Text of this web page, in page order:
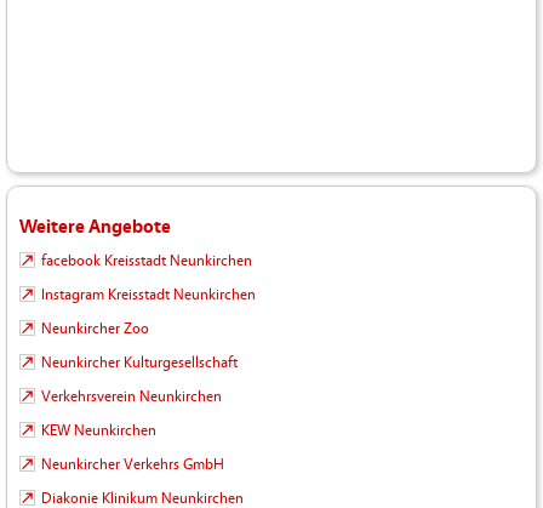
Weitere Angebote
facebook Kreisstadt Neunkirchen
Instagram Kreisstadt Neunkirchen
Neunkircher Zoo
Neunkircher Kulturgesellschaft
Verkehrsverein Neunkirchen
KEW Neunkirchen
Neunkircher Verkehrs GmbH
Diakonie Klinikum Neunkirchen